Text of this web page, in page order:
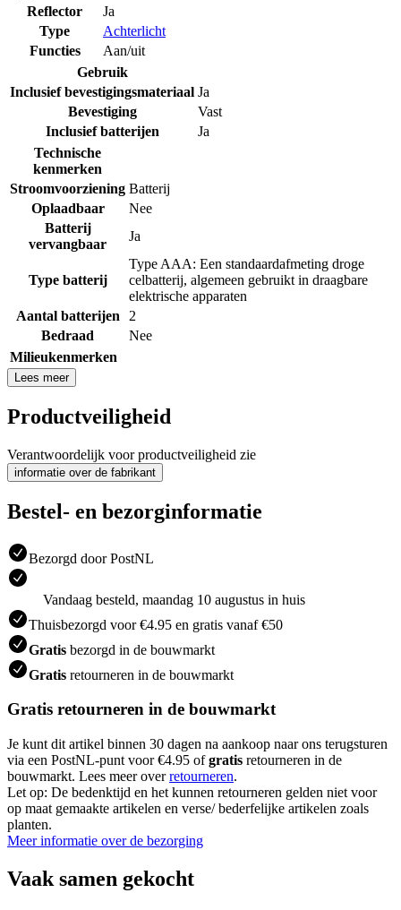
Reflector
Ja
Type
Achterlicht
Functies
Aan/uit
Gebruik
Inclusief bevestigingsmateriaal Ja
Bevestiging
Vast
Inclusief batterijen
Ja
Technische
kenmerken
Stroomvoorziening Batterij
Oplaadbaar
Nee
Batterij
vervangbaar
Ja
Type batterij
Type AAA: Een standaardafmeting droge
celbatterij, algemeen gebruikt in draagbare
elektrische apparaten
Aantal batterijen
2
Bedraad
Nee
Milieukenmerken
Lees meer
Productveiligheid
Verantwoordelijk voor productveiligheid zie
informatie over de fabrikant
Bestel- en bezorginformatie
Bezorgd door PostNL
Vandaag besteld, maandag 10 augustus in huis
Thuisbezorgd voor €4.95 en gratis vanaf €50
Gratis bezorgd in de bouwmarkt
Gratis retourneren in de bouwmarkt
Gratis retourneren in de bouwmarkt
Je kunt dit artikel binnen 30 dagen na aankoop naar ons terugsturen
via een PostNL-punt voor €4.95 ofgratis retourneren in de
bouwmarkt. Lees meer overretourneren.
Let op: De bedenktijd en het kunnen retourneren gelden niet voor
op maat gemaakte artikelen en verse/ bederfelijke artikelen zoals
planten.
Meer informatie over de bezorging
Vaak samen gekocht